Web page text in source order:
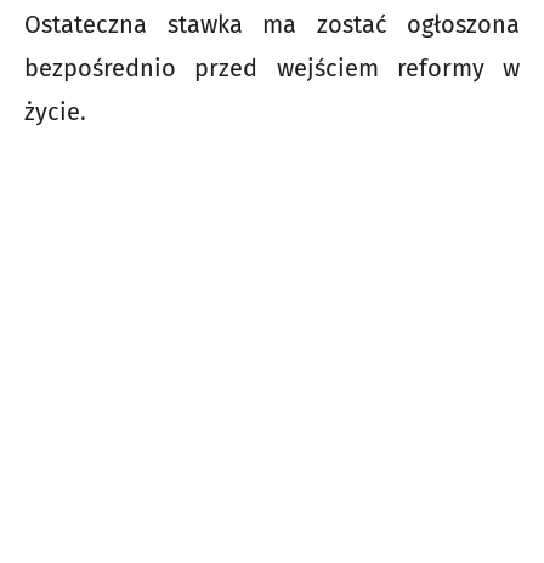
Ostateczna stawka ma zostać ogłoszona
bezpośrednio przed wejściem reformy w
życie.